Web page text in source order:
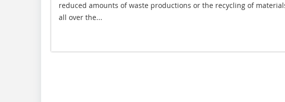
reduced amounts of waste productions or the recycling of
all over the...